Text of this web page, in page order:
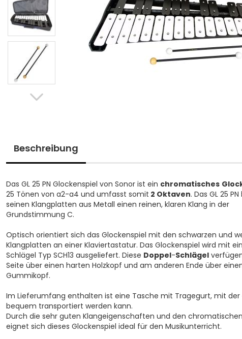
Beschreibung
Das GL 25 PN Glockenspiel von Sonor ist ein chromatisches
25 Tönen von a2-a4 und umfasst somit 2 Oktaven. Das GL 25
seinen Klangplatten aus Metall einen reinen, klaren Klang in der
Grundstimmung C.
Optisch orientiert sich das Glockenspiel mit den schwarzen und
Klangplatten an einer Klaviertastatur. Das Glockenspiel wird mit
Schlägel Typ SCH13 ausgeliefert. Diese Doppel-Schlägel
Seite über einen harten Holzkopf und am anderen Ende über
Gummikopf.
Im Lieferumfang enthalten ist eine Tasche mit Tragegurt, mit der
bequem transportiert werden kann.
Durch die sehr guten Klangeigenschaften und den
eignet sich dieses Glockenspiel ideal für den Musikunterricht.